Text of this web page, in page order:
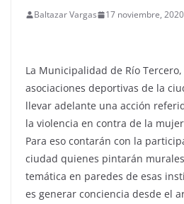
Baltazar Vargas 17 noviembre, 2020
La Municipalidad de Río
asociaciones deportivas de la
llevar adelante una acción
la violencia en contra de la
Para eso contarán con la
ciudad quienes pintarán
temática en paredes de esas
es generar conciencia desde el